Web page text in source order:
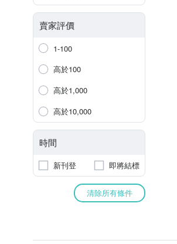
賣家評價
1-100
高於100
高於1,000
高於10,000
時間
新刊登 即將結標
清除所有條件